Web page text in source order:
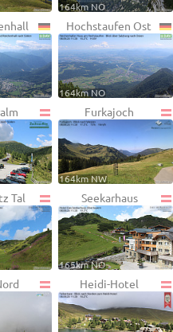
164km NO
Hochstaufen Ost
164km NO
Furkajoch
164km NW
Tal Seekarhaus
165km NO
Heidi-Hotel